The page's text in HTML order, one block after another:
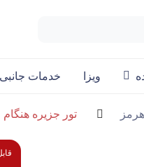
ویزا خدمات
تور جزیره هنگام